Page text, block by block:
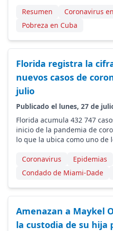
Resumen Coronavirus
Pobreza en Cuba
Florida registra la
nuevos casos de
julio
Publicado el lunes, 27 de
Florida acumula 432 747
inicio de la pandemia de
lo que la ubica como uno de
Coronavirus
Epidemias
Condado de Miami-Dade
Amenazan a Maykel
la custodia de su hija